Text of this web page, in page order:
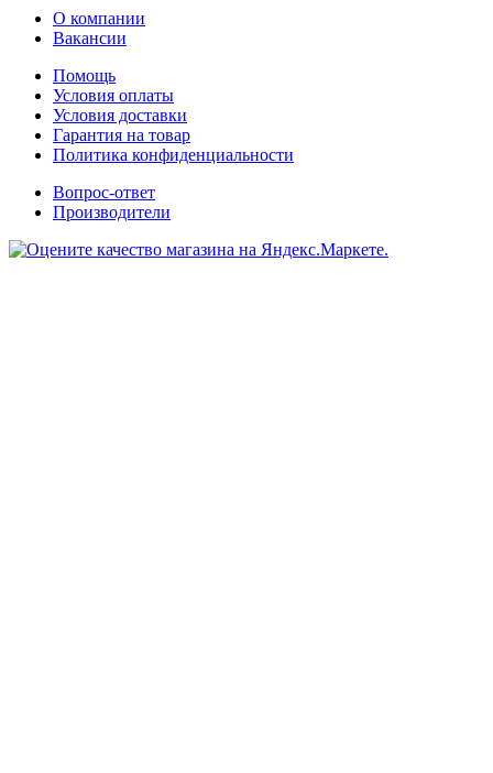
О компании
Вакансии
Помощь
Условия оплаты
Условия доставки
Гарантия на товар
Политика конфиденциальности
Вопрос-ответ
Производители